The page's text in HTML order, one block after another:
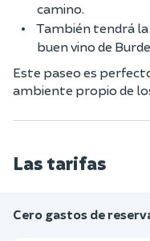
camino.
También tendrá
buen vino de
Este paseo es
ambiente propio de
Las tarifas
Cero gastos de